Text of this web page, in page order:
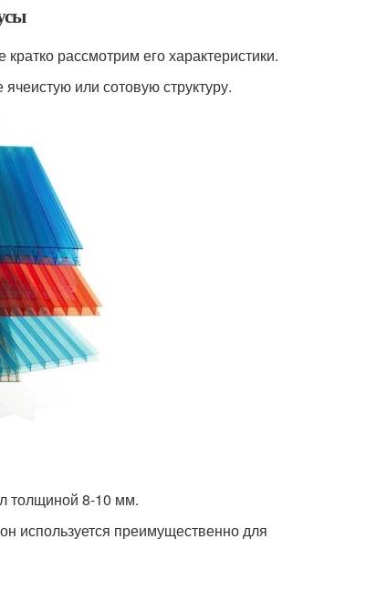
рассмотрим его характеристики.
или сотовую структуру.
толщиной 8-10 мм.
используется преимущественно для